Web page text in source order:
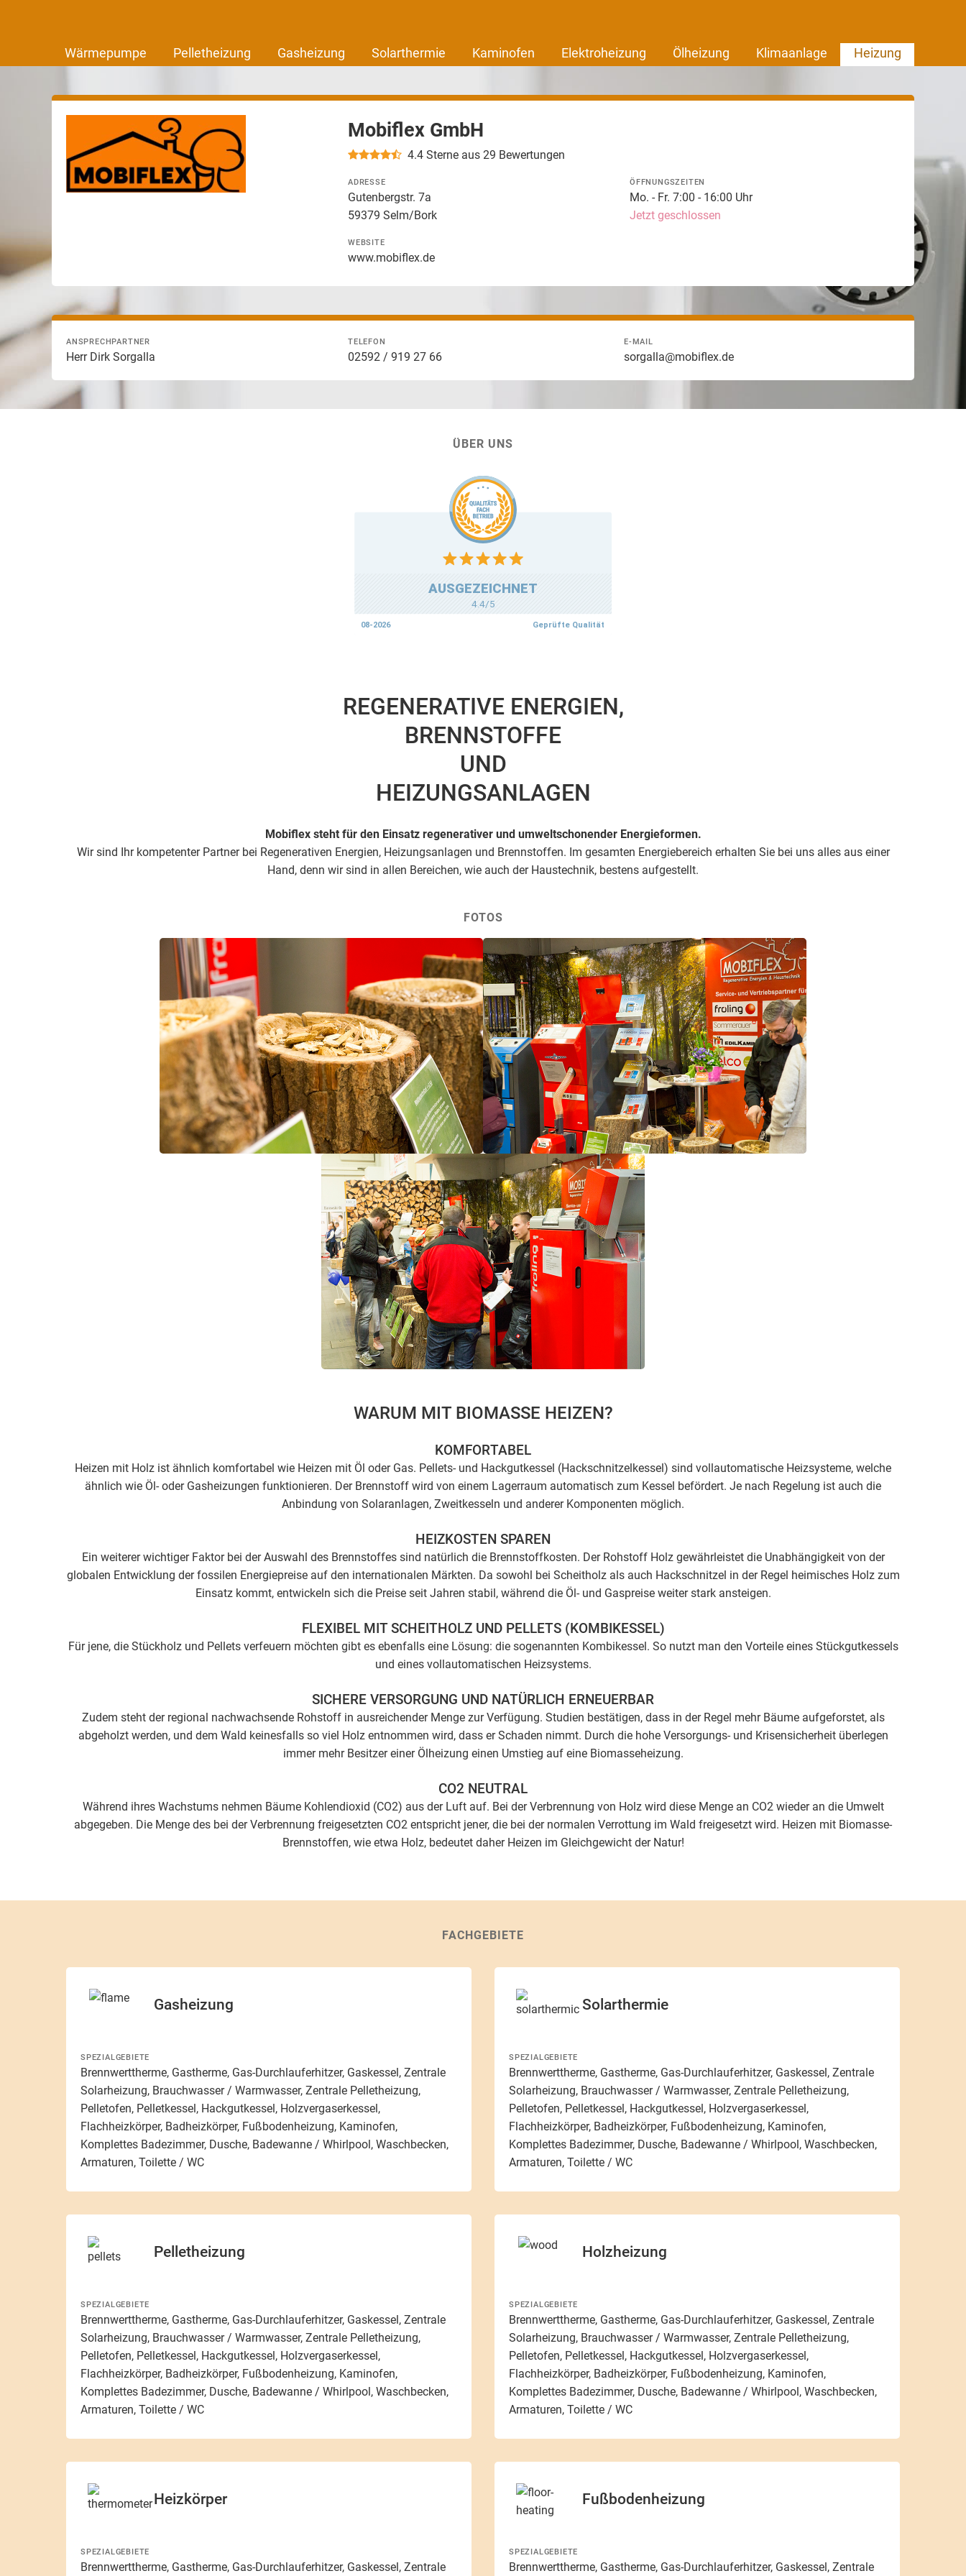
Wärmepumpe Pelletheizung Gasheizung Solarthermie Kaminofen Elektroheizung Ölheizung Klimaanlage Heizung
Mobiflex GmbH
4.4 Sterne aus 29 Bewertungen
ADRESSE
Gutenbergstr. 7a
59379 Selm/Bork
ÖFFNUNGSZEITEN
Mo. - Fr. 7:00 - 16:00 Uhr
Jetzt geschlossen
WEBSITE
www.mobiflex.de
ANSPRECHPARTNER
Herr Dirk Sorgalla
TELEFON
02592 / 919 27 66
E-MAIL
sorgalla@mobiflex.de
ÜBER UNS
REGENERATIVE ENERGIEN,
BRENNSTOFFE
UND
HEIZUNGSANLAGEN
Mobiflex steht für den Einsatz regenerativer und umweltschonender Energieformen.
Wir sind Ihr kompetenter Partner bei Regenerativen Energien, Heizungsanlagen und Brennstoffen. Im gesamten Energiebereich erhalten Sie bei uns alles aus einer
Hand, denn wir sind in allen Bereichen, wie auch der Haustechnik, bestens aufgestellt.
FOTOS
WARUM MIT BIOMASSE HEIZEN?
KOMFORTABEL
Heizen mit Holz ist ähnlich komfortabel wie Heizen mit Öl oder Gas. Pellets- und Hackgutkessel (Hackschnitzelkessel) sind vollautomatische Heizsysteme, welche
ähnlich wie Öl- oder Gasheizungen funktionieren. Der Brennstoff wird von einem Lagerraum automatisch zum Kessel befördert. Je nach Regelung ist auch die
Anbindung von Solaranlagen, Zweitkesseln und anderer Komponenten möglich.
HEIZKOSTEN SPAREN
Ein weiterer wichtiger Faktor bei der Auswahl des Brennstoffes sind natürlich die Brennstoffkosten. Der Rohstoff Holz gewährleistet die Unabhängigkeit von der
globalen Entwicklung der fossilen Energiepreise auf den internationalen Märkten. Da sowohl bei Scheitholz als auch Hackschnitzel in der Regel heimisches Holz zum
Einsatz kommt, entwickeln sich die Preise seit Jahren stabil, während die Öl- und Gaspreise weiter stark ansteigen.
FLEXIBEL MIT SCHEITHOLZ UND PELLETS (KOMBIKESSEL)
Für jene, die Stückholz und Pellets verfeuern möchten gibt es ebenfalls eine Lösung: die sogenannten Kombikessel. So nutzt man den Vorteile eines Stückgutkessels
und eines vollautomatischen Heizsystems.
SICHERE VERSORGUNG UND NATÜRLICH ERNEUERBAR
Zudem steht der regional nachwachsende Rohstoff in ausreichender Menge zur Verfügung. Studien bestätigen, dass in der Regel mehr Bäume aufgeforstet, als
abgeholzt werden, und dem Wald keinesfalls so viel Holz entnommen wird, dass er Schaden nimmt. Durch die hohe Versorgungs- und Krisensicherheit überlegen
immer mehr Besitzer einer Ölheizung einen Umstieg auf eine Biomasseheizung.
CO2 NEUTRAL
Während ihres Wachstums nehmen Bäume Kohlendioxid (CO2) aus der Luft auf. Bei der Verbrennung von Holz wird diese Menge an CO2 wieder an die Umwelt
abgegeben. Die Menge des bei der Verbrennung freigesetzten CO2 entspricht jener, die bei der normalen Verrottung im Wald freigesetzt wird. Heizen mit Biomasse-
Brennstoffen, wie etwa Holz, bedeutet daher Heizen im Gleichgewicht der Natur!
FACHGEBIETE
Gasheizung
SPEZIALGEBIETE
Brennwerttherme, Gastherme, Gas-Durchlauferhitzer, Gaskessel, Zentrale
Solarheizung, Brauchwasser / Warmwasser, Zentrale Pelletheizung,
Pelletofen, Pelletkessel, Hackgutkessel, Holzvergaserkessel,
Flachheizkörper, Badheizkörper, Fußbodenheizung, Kaminofen,
Komplettes Badezimmer, Dusche, Badewanne / Whirlpool, Waschbecken,
Armaturen, Toilette / WC
Solarthermie
SPEZIALGEBIETE
Brennwerttherme, Gastherme, Gas-Durchlauferhitzer, Gaskessel, Zentrale
Solarheizung, Brauchwasser / Warmwasser, Zentrale Pelletheizung,
Pelletofen, Pelletkessel, Hackgutkessel, Holzvergaserkessel,
Flachheizkörper, Badheizkörper, Fußbodenheizung, Kaminofen,
Komplettes Badezimmer, Dusche, Badewanne / Whirlpool, Waschbecken,
Armaturen, Toilette / WC
Pelletheizung
SPEZIALGEBIETE
Brennwerttherme, Gastherme, Gas-Durchlauferhitzer, Gaskessel, Zentrale
Solarheizung, Brauchwasser / Warmwasser, Zentrale Pelletheizung,
Pelletofen, Pelletkessel, Hackgutkessel, Holzvergaserkessel,
Flachheizkörper, Badheizkörper, Fußbodenheizung, Kaminofen,
Komplettes Badezimmer, Dusche, Badewanne / Whirlpool, Waschbecken,
Armaturen, Toilette / WC
Holzheizung
SPEZIALGEBIETE
Brennwerttherme, Gastherme, Gas-Durchlauferhitzer, Gaskessel, Zentrale
Solarheizung, Brauchwasser / Warmwasser, Zentrale Pelletheizung,
Pelletofen, Pelletkessel, Hackgutkessel, Holzvergaserkessel,
Flachheizkörper, Badheizkörper, Fußbodenheizung, Kaminofen,
Komplettes Badezimmer, Dusche, Badewanne / Whirlpool, Waschbecken,
Armaturen, Toilette / WC
Heizkörper
SPEZIALGEBIETE
Brennwerttherme, Gastherme, Gas-Durchlauferhitzer, Gaskessel, Zentrale
Fußbodenheizung
SPEZIALGEBIETE
Brennwerttherme, Gastherme, Gas-Durchlauferhitzer, Gaskessel, Zentrale